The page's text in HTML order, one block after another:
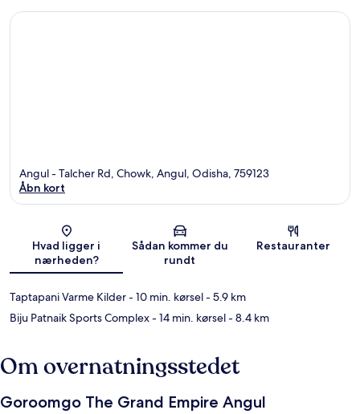
Kort
Angul - Talcher Rd, Chowk, Angul, Odisha, 759123
Åbn kort
Hvad ligger i
nærheden?
Sådan kommer du
rundt
Restauranter
Taptapani Varme Kilder- 10 min. kørsel- 5.9 km
Biju Patnaik Sports Complex- 14 min. kørsel- 8.4 km
Om overnatningsstedet
Goroomgo The Grand Empire Angul